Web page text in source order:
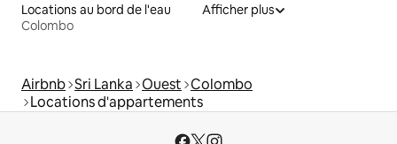
Locations au bord de l'eau
Colombo
Afficher plus
Airbnb Sri Lanka Ouest Colombo
Locations d'appartements